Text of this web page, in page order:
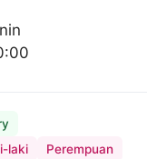
laki Perempuan